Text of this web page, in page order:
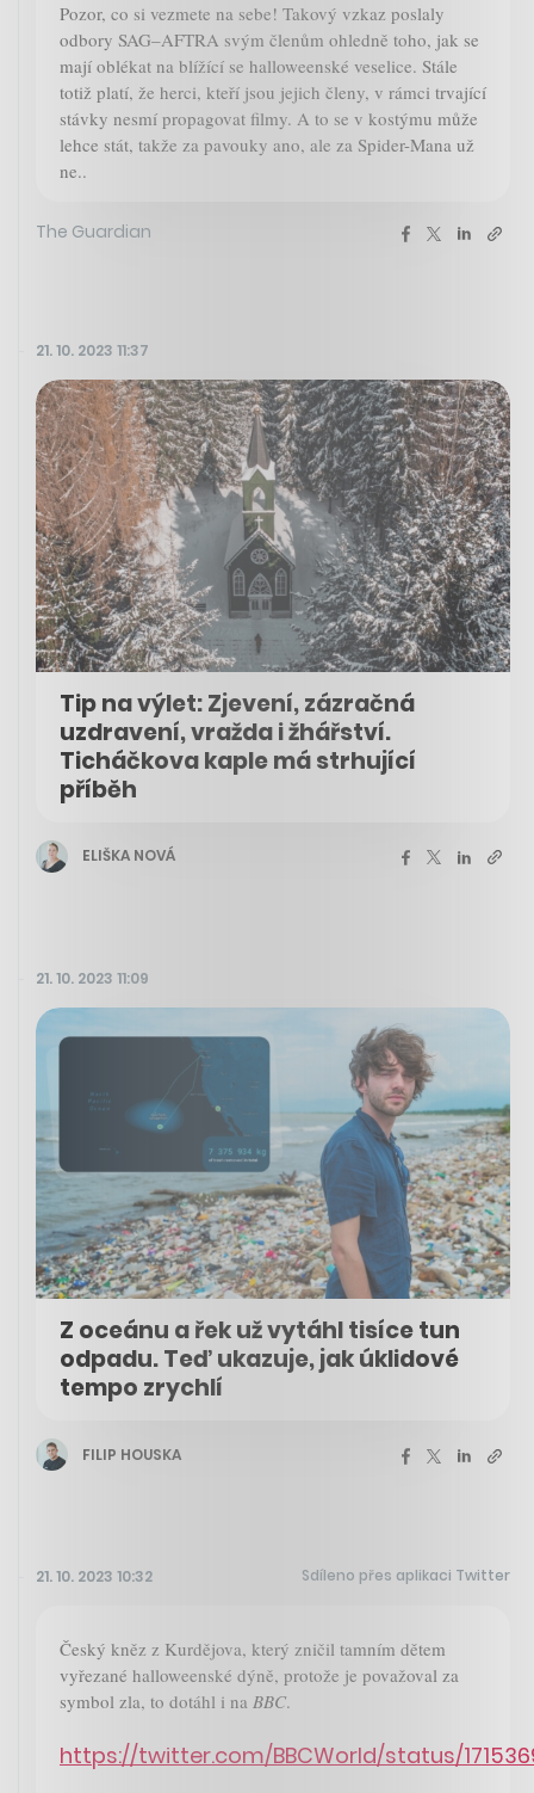
Pozor, co si vezmete na sebe! Takový vzkaz poslaly
odbory SAG–AFTRA svým členům ohledně toho, jak se
mají oblékat na blížící se halloweenské veselice. Stále
totiž platí, že herci, kteří jsou jejich členy, v rámci trvající
stávky nesmí propagovat filmy. A to se v kostýmu může
lehce stát, takže za pavouky ano, ale za Spider-Mana už
ne..
The Guardian
21. 10. 2023 11:37
Tip na výlet: Zjevení, zázračná
uzdravení, vražda i žhářství.
Ticháčkova kaple má strhující
příběh
ELIŠKA NOVÁ
21. 10. 2023 11:09
Z oceánu a řek už vytáhl tisíce tun
odpadu. Teď ukazuje, jak úklidové
tempo zrychlí
FILIP HOUSKA
21. 10. 2023 10:32 Sdíleno přes aplikaci Twitter
Český kněz z Kurdějova, který zničil tamním dětem
vyřezané halloweenské dýně, protože je považoval za
symbol zla, to dotáhl i na BBC.
https://twitter.com/BBCWorld/status/